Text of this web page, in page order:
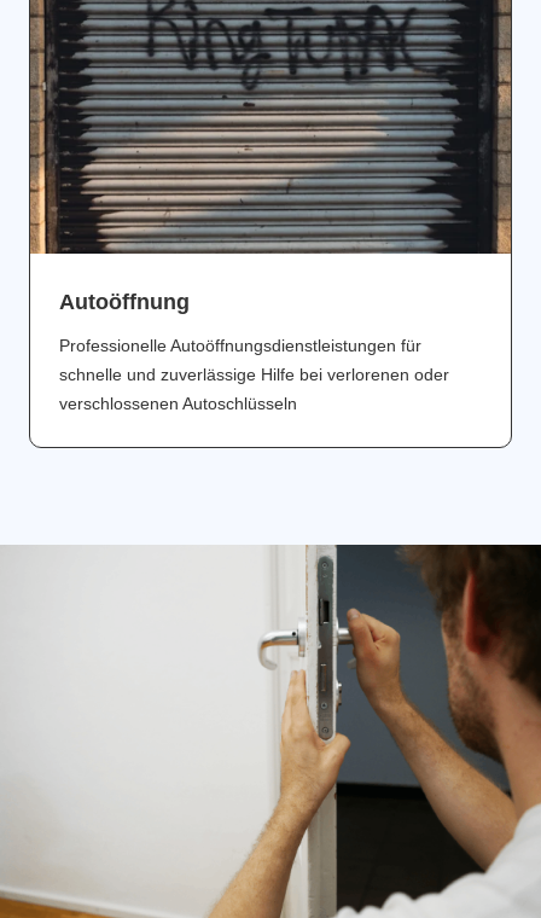
Аutoöffnung
Professionelle Autoöffnungsdienstleistungen für
schnelle und zuverlässige Hilfe bei verlorenen oder
verschlossenen Autoschlüsseln